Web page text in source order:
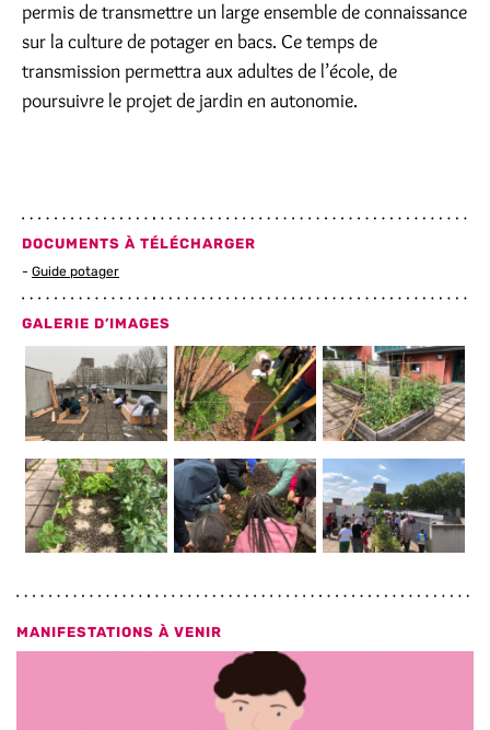
permis de transmettre un large ensemble de connaissance
sur la culture de potager en bacs. Ce temps de
transmission permettra aux adultes de l’école, de
poursuivre le projet de jardin en autonomie.
DOCUMENTS À TÉLÉCHARGER
Guide potager
GALERIE D’IMAGES
MANIFESTATIONS À VENIR